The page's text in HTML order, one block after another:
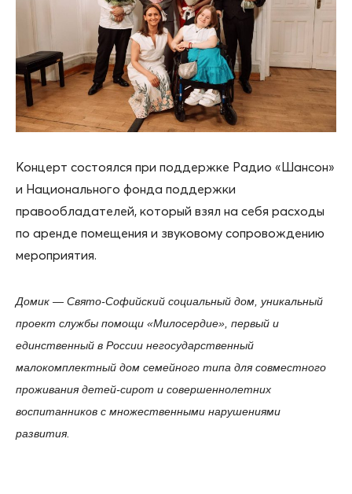
Концерт состоялся при поддержке Радио «Шансон»
и Национального фонда поддержки
правообладателей, который взял на себя расходы
по аренде помещения и звуковому сопровождению
мероприятия.
Домик — Свято-Софийский социальный дом, уникальный
проект службы помощи «Милосердие», первый и
единственный в России негосударственный
малокомплектный дом семейного типа для совместного
проживания детей-сирот и совершеннолетних
воспитанников с множественными нарушениями
развития.